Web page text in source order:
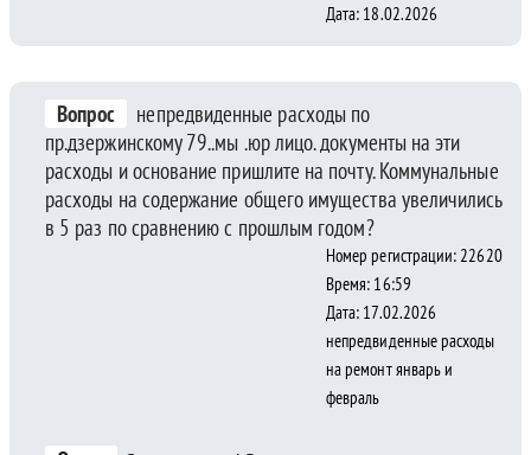
Дата: 18.02.2026
Вопрос
непредвиденные расходы по
пр.дзержинскому 79..мы .юр лицо. документы на эти
расходы и основание пришлите на почту. Коммунальные
расходы на содержание общего имущества увеличились
в 5 раз по сравнению с прошлым годом?
Номер регистрации: 22620
Время: 16:59
Дата: 17.02.2026
непредвиденные расходы
на ремонт январь и
февраль